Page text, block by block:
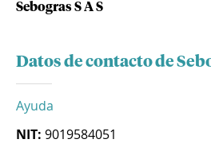
Sebogras S A S
Datos de contacto de
Ayuda
NIT: 9019584051